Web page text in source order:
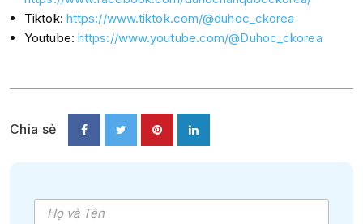
Tiktok: https://www.tiktok.com/@duhoc_ckorea
Youtube: https://www.youtube.com/@Duhoc_ckorea
Chia sẻ